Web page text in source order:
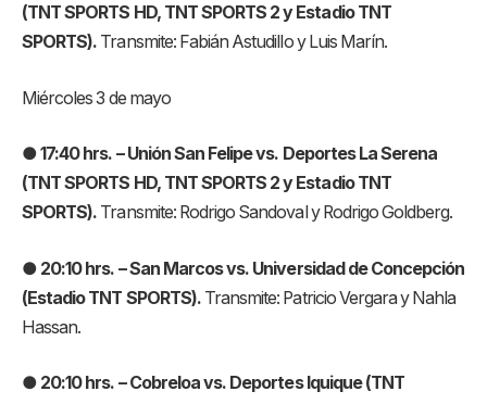
(TNT SPORTS HD, TNT SPORTS 2 y Estadio TNT
SPORTS). Transmite: Fabián Astudillo y Luis Marín.
Miércoles 3 de mayo
● 17:40 hrs. – Unión San Felipe vs. Deportes La Serena
(TNT SPORTS HD, TNT SPORTS 2 y Estadio TNT
SPORTS). Transmite: Rodrigo Sandoval y Rodrigo Goldberg.
● 20:10 hrs. – San Marcos vs. Universidad de Concepción
(Estadio TNT SPORTS). Transmite: Patricio Vergara y Nahla
Hassan.
● 20:10 hrs. – Cobreloa vs. Deportes Iquique (TNT